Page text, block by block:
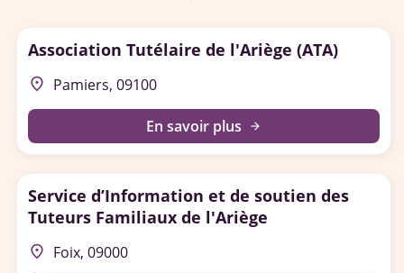
Association Tutélaire de l'Ariège (ATA)
place Pamiers, 09100
En savoir plus arrow_forward
Service d’Information et de soutien des
Tuteurs Familiaux de l'Ariège
place Foix, 09000